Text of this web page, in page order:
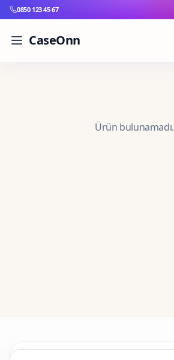
0850 123 45 67
CaseOnn
Ürün bulunamadı.